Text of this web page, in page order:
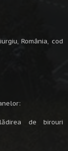
România, cod
de birouri